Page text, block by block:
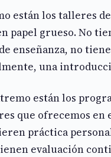
están los talleres
papel grueso. No
enseñanza, no
una
están los
que ofrecemos
práctica
evaluación